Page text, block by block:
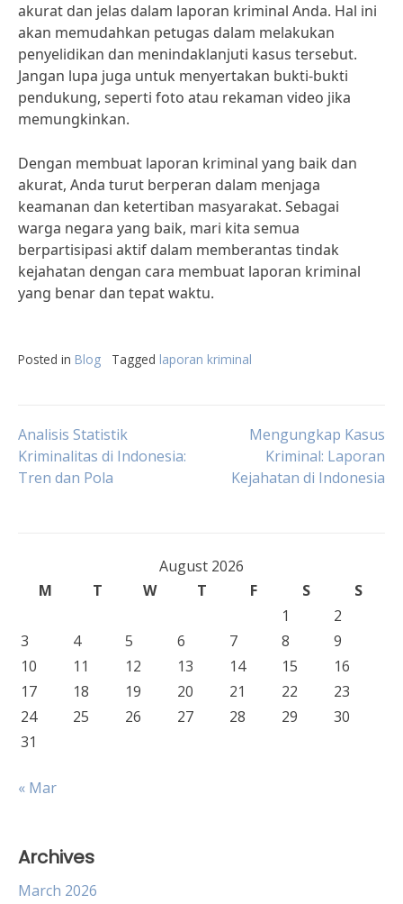
akurat dan jelas dalam laporan kriminal Anda. Hal ini
akan memudahkan petugas dalam melakukan
penyelidikan dan menindaklanjuti kasus tersebut.
Jangan lupa juga untuk menyertakan bukti-bukti
pendukung, seperti foto atau rekaman video jika
memungkinkan.
Dengan membuat laporan kriminal yang baik dan
akurat, Anda turut berperan dalam menjaga
keamanan dan ketertiban masyarakat. Sebagai
warga negara yang baik, mari kita semua
berpartisipasi aktif dalam memberantas tindak
kejahatan dengan cara membuat laporan kriminal
yang benar dan tepat waktu.
Posted in Blog Tagged laporan kriminal
Post
navigation
Analisis Statistik
Kriminalitas di Indonesia:
Tren dan Pola
Mengungkap Kasus
Kriminal: Laporan
Kejahatan di Indonesia
August 2026
M
T W T F S
S
1
2
3
4 5 6 7 8
9
10
11 12 13 14 15
16
17
18 19 20 21 22
23
24
25 26 27 28 29
30
31
« Mar
Archives
March 2026